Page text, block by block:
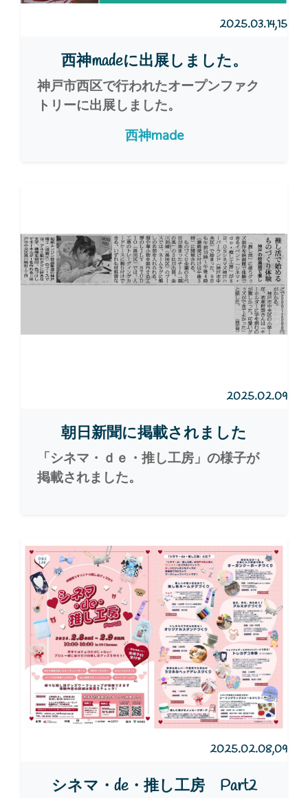
2025.03.14,15
西神madeに出展しました。
神戸市西区で行われたオープンファク
トリーに出展しました。
西神made
2025.02.09
朝日新聞に掲載されました
「シネマ・ｄｅ・推し工房」の様子が
掲載されました。
2025.02.08,09
シネマ・de・推し工房 Part2